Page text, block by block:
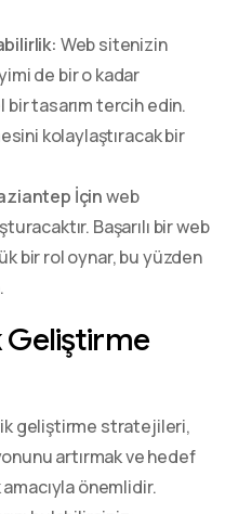
Web sitenizin
de bir o kadar
tasarım tercih edin.
kolaylaştıracak bir
İçinweb
Başarılı bir web
bir rol oynar, bu yüzden
Geliştirme
geliştirme stratejileri,
artırmak ve hedef
önemlidir.